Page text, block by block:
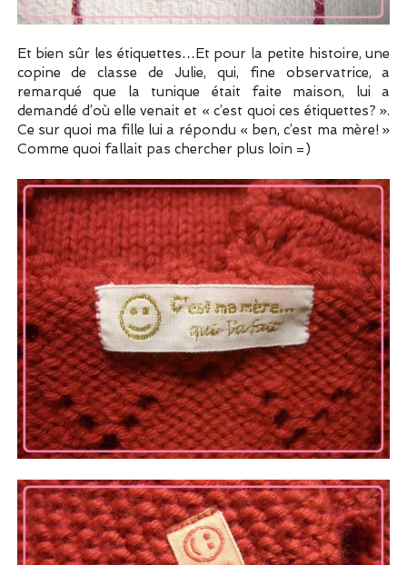
Et bien sûr les étiquettes…Et pour la petite histoire, une
copine de classe de Julie, qui, fine observatrice, a
remarqué que la tunique était faite maison, lui a
demandé d’où elle venait et « c’est quoi ces étiquettes? ».
Ce sur quoi ma fille lui a répondu « ben, c’est ma mère! »
Comme quoi fallait pas chercher plus loin =)